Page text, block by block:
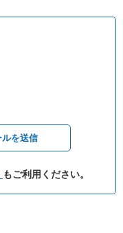
を送信
もご利用ください。